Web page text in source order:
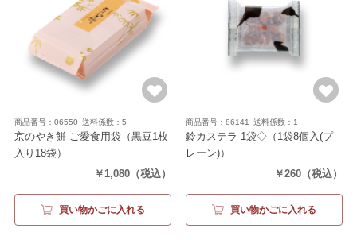
商品番号：06550 送料係数：5
京のやき餅 ご愛食用袋（黒豆1枚
入り18袋）
￥1,080 （税込）
買い物かごに入れる
商品番号：86141 送料係数：1
鈴カステラ 1袋◇（1袋8個入(プ
レーン)）
￥260 （税込）
買い物かごに入れる